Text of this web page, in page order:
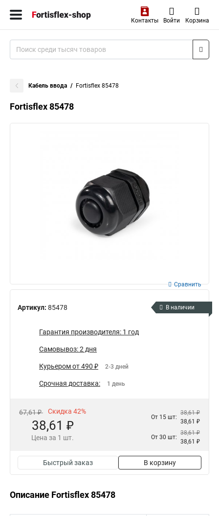
Контакты Войти Корзина
Кабель ввода Fortisflex 85478
Fortisflex 85478
Артикул: 85478
Сравнить
В наличии
Гарантия производителя: 1 год
Самовывоз: 2 дня
Курьером от 490 ₽ 2-3 дней
Срочная доставка: 1 день
67,61 ₽ Скидка 42%
38,61 ₽
Цена за 1 шт.
От 15 шт:
38,61 ₽
38,61 ₽
От 30 шт:
38,61 ₽
38,61 ₽
Быстрый заказ В корзину
Описание Fortisflex 85478